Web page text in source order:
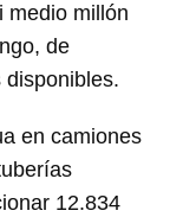
medio millón
de
en camiones
12.834